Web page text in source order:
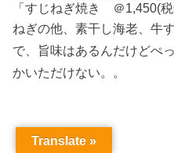
「すじねぎ焼き ＠1,450(税
ねぎの他、素干し海老、牛
で、旨味はあるんだけどぺ
かいただけない。。
Translate »